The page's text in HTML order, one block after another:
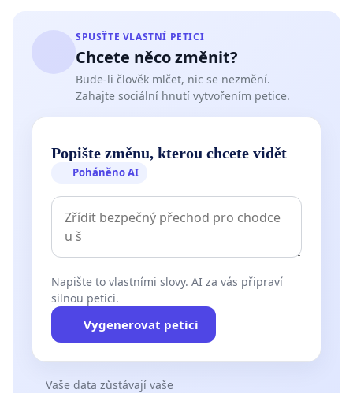
SPUSŤTE VLASTNÍ PETICI
Chcete něco změnit?
Bude-li člověk mlčet, nic se nezmění.
Zahajte sociální hnutí vytvořením petice.
Popište změnu, kterou chcete vidět
Poháněno AI
Napište to vlastními slovy. AI za vás připraví
silnou petici.
Vygenerovat petici
Vaše data zůstávají vaše